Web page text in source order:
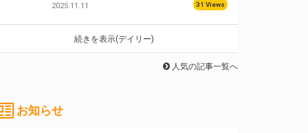
2025.11.11 31 Views
続きを表示(デイリー)
人気の記事一覧へ
お知らせ